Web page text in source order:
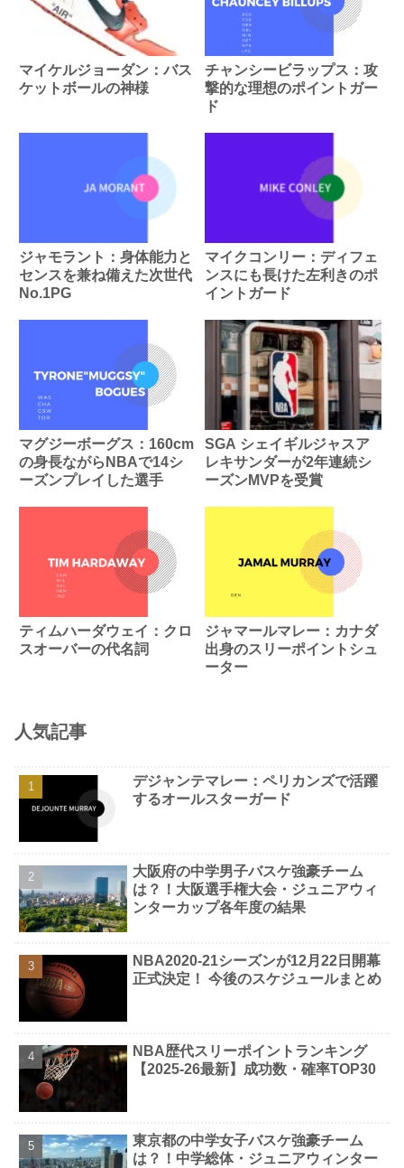
マイケルジョーダン：バス
ケットボールの神様
チャンシービラップス：攻
撃的な理想のポイントガー
ド
ジャモラント：身体能力と
センスを兼ね備えた次世代
No.1PG
マイクコンリー：ディフェ
ンスにも長けた左利きのポ
イントガード
マグジーボーグス：160cm
の身長ながらNBAで14シ
ーズンプレイした選手
SGA シェイギルジャスア
レキサンダーが2年連続シ
ーズンMVPを受賞
ティムハーダウェイ：クロ
スオーバーの代名詞
ジャマールマレー：カナダ
出身のスリーポイントシュ
ーター
人気記事
デジャンテマレー：ペリカンズで活躍
するオールスターガード
大阪府の中学男子バスケ強豪チーム
は？！大阪選手権大会・ジュニアウィ
ンターカップ各年度の結果
NBA2020-21シーズンが12月22日開幕
正式決定！ 今後のスケジュールまとめ
NBA歴代スリーポイントランキング
【2025-26最新】成功数・確率TOP30
東京都の中学女子バスケ強豪チーム
は？！中学総体・ジュニアウィンター